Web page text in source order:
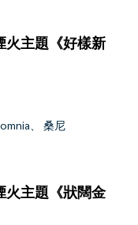
火主題《好樣新
、 桑尼
火主題《狀闊金